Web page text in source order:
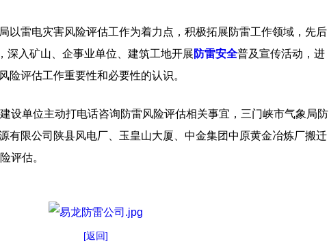
雷电灾害风险评估工作为着力点，积极拓展防雷工作领域，先后
深入矿山、企事业单位、建筑工地开展 防雷安全普及宣传活动，进
险评估工作重要性和必要性的认识。
单位主动打电话咨询防雷风险评估相关事宜，三门峡市气象局防
有限公司陕县风电厂、玉皇山大厦、中金集团中原黄金冶炼厂搬迁
评估。
[返回]